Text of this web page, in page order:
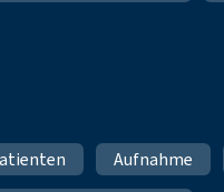
Aufnahme